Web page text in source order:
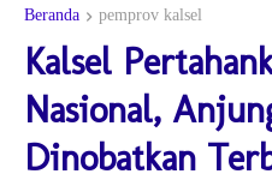
Beranda pemprov kalsel
Kalsel
Nasional,
Dinobatkan